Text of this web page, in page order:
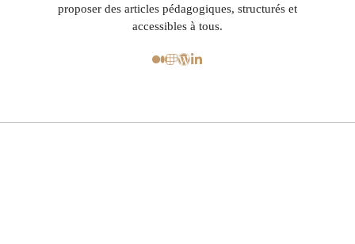
proposer des articles pédagogiques, structurés et
accessibles à tous.